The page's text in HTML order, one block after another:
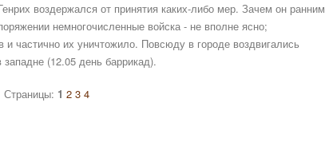
воздержался от принятия каких-либо мер. Зачем он ранним
немногочисленные войска - не вполне ясно;
частично их уничтожило. Повсюду в городе воздвигались
(12.05 день баррикад).
Страницы: 1 2 3 4